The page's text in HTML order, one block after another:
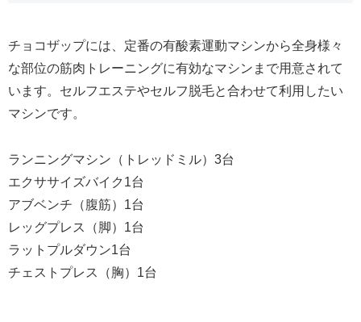
チョコザップには、定番の有酸素運動マシンから全身様々
な部位の筋肉トレーニングに有効なマシンまで用意されて
います。セルフエステやセルフ脱毛と合わせて利用したい
マシンです。
ランニングマシン（トレッドミル）3台
エクササイズバイク1台
アブベンチ（腹筋）1台
レッグプレス（脚）1台
ラットプルダウン1台
チェストプレス（胸）1台